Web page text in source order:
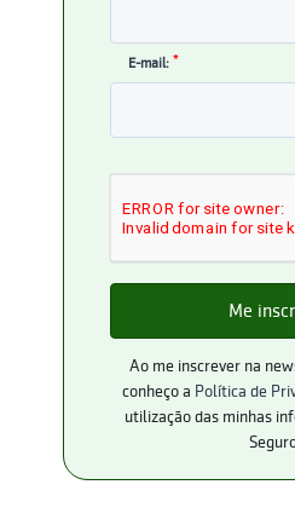
E-mail: *
Ao me inscrever na
conheço a Política de
utilização das minhas